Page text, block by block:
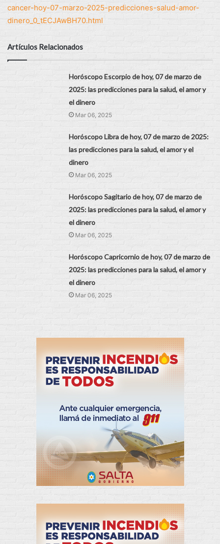
cancer-hoy-07-marzo-2025-predicciones-salud-amor-
dinero_0_tECJAwBH70.html
Artículos Relacionados
Horóscopo Escorpio de hoy, 07 de marzo de
2025: las predicciones para la salud, el amor y
el dinero
Mar 06, 2025
Horóscopo Libra de hoy, 07 de marzo de 2025:
las predicciones para la salud, el amor y el
dinero
Mar 06, 2025
Horóscopo Sagitario de hoy, 07 de marzo de
2025: las predicciones para la salud, el amor y
el dinero
Mar 06, 2025
Horóscopo Capricornio de hoy, 07 de marzo de
2025: las predicciones para la salud, el amor y
el dinero
Mar 06, 2025